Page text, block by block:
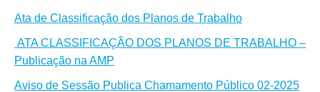
Ata de Classificação dos Planos de Trabalho
ATA CLASSIFICAÇÃO DOS PLANOS DE TRABALHO –
Publicação na AMP
Aviso de Sessão Publica Chamamento Público 02-2025